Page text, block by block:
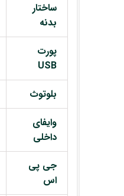
ساختار
بدنه
پورت
USB
بلوتوث
وایفای
داخلی
جی پی
اس